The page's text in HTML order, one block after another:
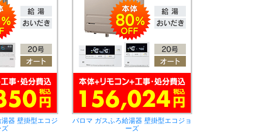
器 壁掛型エコジ
ズ
パロマ ガスふろ給湯器 壁掛型エコジョ
ーズ